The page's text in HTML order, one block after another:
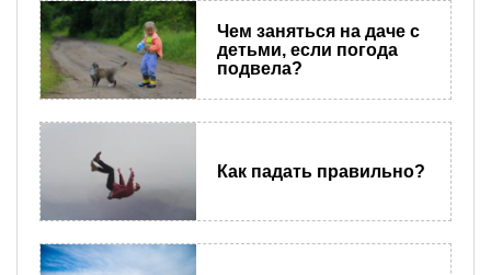
Чем заняться на даче с
детьми, если погода
подвела?
Как падать правильно?